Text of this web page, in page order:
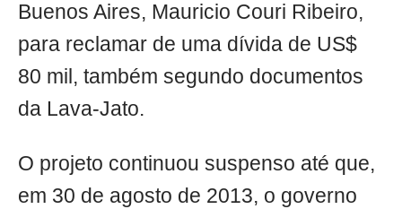
Buenos Aires, Mauricio Couri Ribeiro,
para reclamar de uma dívida de US$
80 mil, também segundo documentos
da Lava-Jato.
O projeto continuou suspenso até que,
em 30 de agosto de 2013, o governo